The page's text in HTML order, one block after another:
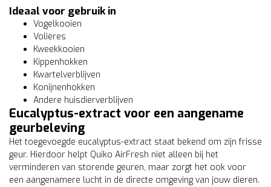
Ideaal voor gebruik in
Vogelkooien
Volières
Kweekkooien
Kippenhokken
Kwartelverblijven
Konijnenhokken
Andere huisdierverblijven
Eucalyptus-extract voor een aangename
geurbeleving
Het toegevoegde eucalyptus-extract staat bekend om zijn frisse
geur. Hierdoor helpt Quiko AirFresh niet alleen bij het
verminderen van storende geuren, maar zorgt het ook voor
een aangenamere lucht in de directe omgeving van jouw dieren.